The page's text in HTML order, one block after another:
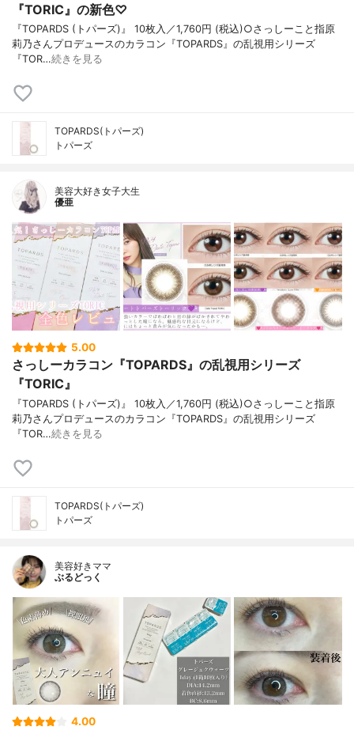
『TORIC』の新色♡
『TOPARDS (トパーズ)』 10枚入／1,760円 (税込)○さっしーこと指原
莉乃さんプロデュースのカラコン『TOPARDS』の乱視用シリーズ
『TOR…続きを見る
TOPARDS(トパーズ)
トパーズ
美容大好き女子大生
優亜
5.00
さっしーカラコン『TOPARDS』の乱視用シリーズ
『TORIC』
『TOPARDS (トパーズ)』 10枚入／1,760円 (税込)○さっしーこと指原
莉乃さんプロデュースのカラコン『TOPARDS』の乱視用シリーズ
『TOR…続きを見る
TOPARDS(トパーズ)
トパーズ
美容好きママ
ぶるどっく
4.00